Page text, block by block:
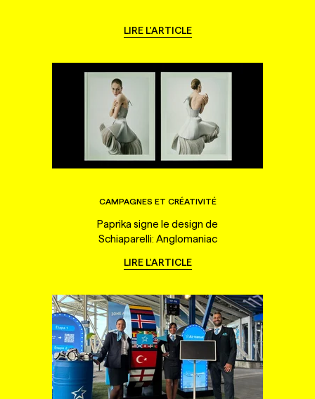
LIRE L'ARTICLE
CAMPAGNES ET CRÉATIVITÉ
Paprika signe le design de
Schiaparelli: Anglomaniac
LIRE L'ARTICLE